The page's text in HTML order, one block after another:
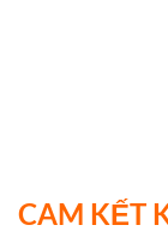
CAM KẾT